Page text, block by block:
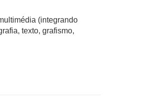
(integrando
texto, grafismo,